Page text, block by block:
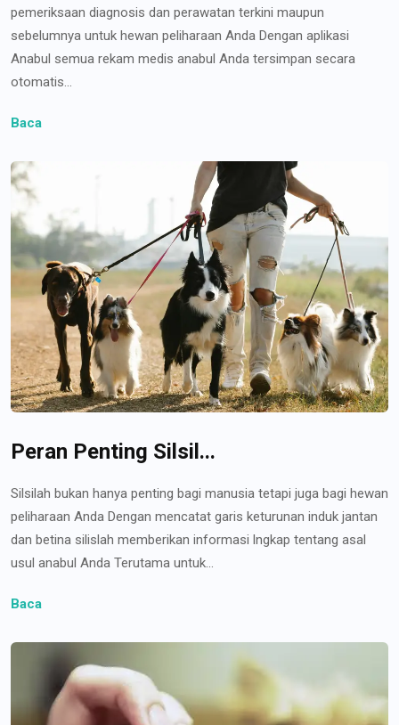
pemeriksaan diagnosis dan perawatan terkini maupun
sebelumnya untuk hewan peliharaan Anda Dengan aplikasi
Anabul semua rekam medis anabul Anda tersimpan secara
otomatis...
Baca
Peran Penting Silsil...
Silsilah bukan hanya penting bagi manusia tetapi juga bagi hewan
peliharaan Anda Dengan mencatat garis keturunan induk jantan
dan betina silislah memberikan informasi lngkap tentang asal
usul anabul Anda Terutama untuk...
Baca